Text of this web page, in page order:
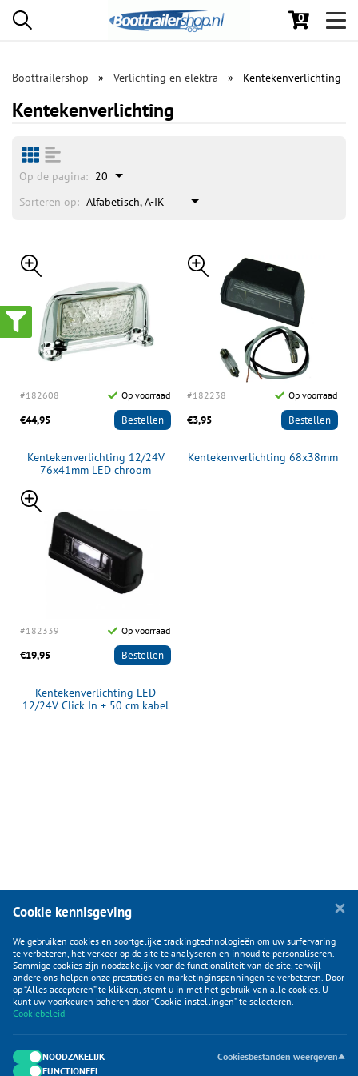
0
Boottrailershop Verlichting en elektra Kentekenverlichting
Kentekenverlichting
Op de pagina: 20
Sorteren op: Alfabetisch, A-IK
#182608 Op voorraad
€44,95 Bestellen
Kentekenverlichting 12/24V
76x41mm LED chroom
#182238 Op voorraad
€3,95 Bestellen
Kentekenverlichting 68x38mm
#182339 Op voorraad
€19,95 Bestellen
Kentekenverlichting LED
12/24V Click In + 50 cm kabel
KLANTENSERVICE
CATEGORIEËN
DUIJVELAAR E-COMMERCE
Cookie kennisgeving
We gebruiken cookies en soortgelijke trackingtechnologieën om uw surfervaring
te verbeteren, het verkeer op de site te analyseren en inhoud te personaliseren.
Sommige cookies zijn noodzakelijk voor de functionaliteit van de site, terwijl
andere ons helpen onze prestaties en marketinginspanningen te verbeteren. Door
op “Alles accepteren” te klikken, stemt u in met het gebruik van alle cookies. U
kunt uw voorkeuren beheren door “Cookie-instellingen” te selecteren.
Cookiebeleid
NOODZAKELIJK
Cookiesbestanden weergeven
FUNCTIONEEL